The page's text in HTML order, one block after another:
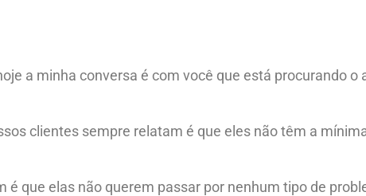
a minha conversa é com você que está procurando
clientes sempre relatam é que eles não têm a
é que elas não querem passar por nenhum tipo de